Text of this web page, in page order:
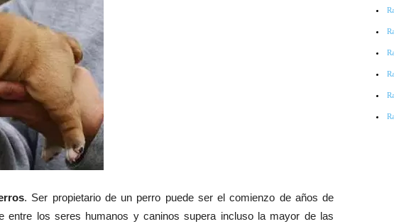
. Ser propietario de un perro puede ser el comienzo de años de
entre los seres humanos y caninos supera incluso la mayor de las